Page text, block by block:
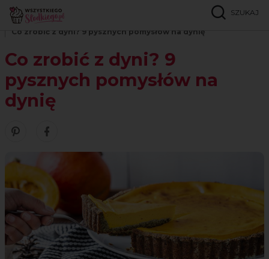
SZUKAJ
Strona główna
Co zrobić z dyni? 9 pysznych pomysłów na dynię
Co zrobić z dyni? 9
pysznych pomysłów na
dynię
Zobacz nasze piny w serwisie Pinterest
Śledź nas na Facebooku